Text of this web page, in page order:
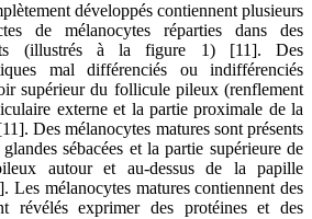
développés contiennent plusieurs
de mélanocytes réparties dans des
(illustrés à la figure 1) [11]. Des
mal différenciés ou indifférenciés
supérieur du follicule pileux (renflement
externe et la partie proximale de la
Des mélanocytes matures sont présents
sébacées et la partie supérieure de
autour et au-dessus de la papille
Les mélanocytes matures contiennent des
révélés exprimer des protéines et des